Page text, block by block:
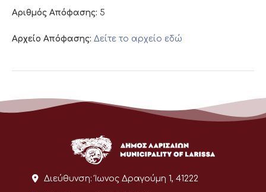
Αριθμός Απόφασης: 5
Αρχείο Απόφασης: Δείτε το αρχείο εδώ
Διεύθυνση: Ίωνος Δραγούμη 1, 41222